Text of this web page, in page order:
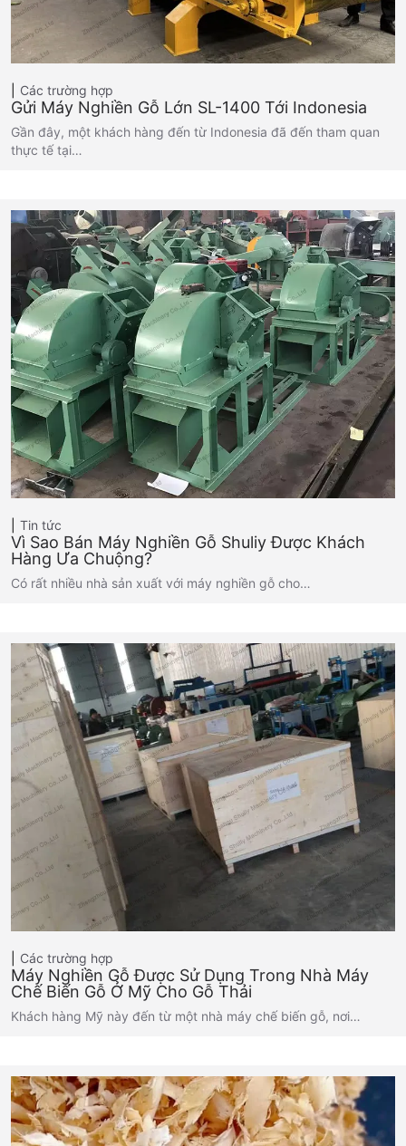
Các trường hợp
Gửi Máy Nghiền Gỗ Lớn SL-1400 Tới Indonesia
Gần đây, một khách hàng đến từ Indonesia đã đến tham quan
thực tế tại…
Tin tức
Vì Sao Bán Máy Nghiền Gỗ Shuliy Được Khách
Hàng Ưa Chuộng?
Có rất nhiều nhà sản xuất với máy nghiền gỗ cho…
Các trường hợp
Máy Nghiền Gỗ Được Sử Dụng Trong Nhà Máy
Chế Biến Gỗ Ở Mỹ Cho Gỗ Thải
Khách hàng Mỹ này đến từ một nhà máy chế biến gỗ, nơi…